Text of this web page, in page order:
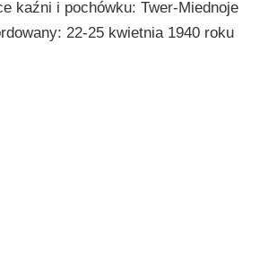
kaźni i pochówku: Twer-Miednoje
22-25 kwietnia 1940 roku